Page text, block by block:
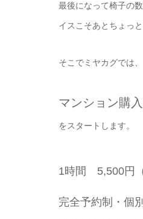
最後になって椅子の
イスこそあとちょっ
そこでミヤカグでは、
マンション購
をスタートします。
1時間 5,500円（
完全予約制・個